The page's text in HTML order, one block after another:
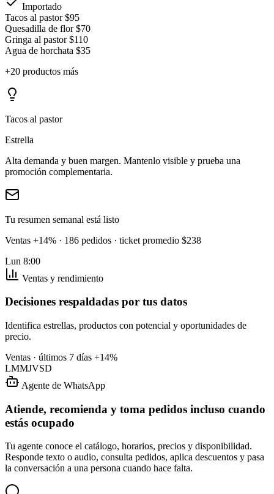
Importado
Tacos al pastor $95
Quesadilla de flor $70
Gringa al pastor $110
Agua de horchata $35
+20 productos más
Tacos al pastor
Estrella
Alta demanda y buen margen. Mantenlo visible y prueba una
promoción complementaria.
Tu resumen semanal está listo
Ventas +14% · 186 pedidos · ticket promedio $238
Lun 8:00
Ventas y rendimiento
Decisiones respaldadas por tus datos
Identifica estrellas, productos con potencial y oportunidades de
precio.
Ventas · últimos 7 días +14%
LMMJVSD
Agente de WhatsApp
Atiende, recomienda y toma pedidos incluso cuando
estás ocupado
Tu agente conoce el catálogo, horarios, precios y disponibilidad.
Responde texto o audio, consulta pedidos, aplica descuentos y pasa
la conversación a una persona cuando hace falta.